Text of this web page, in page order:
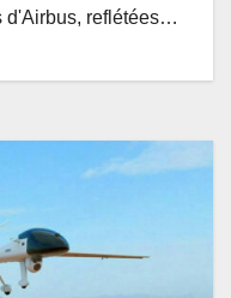
d'Airbus, reflétées…